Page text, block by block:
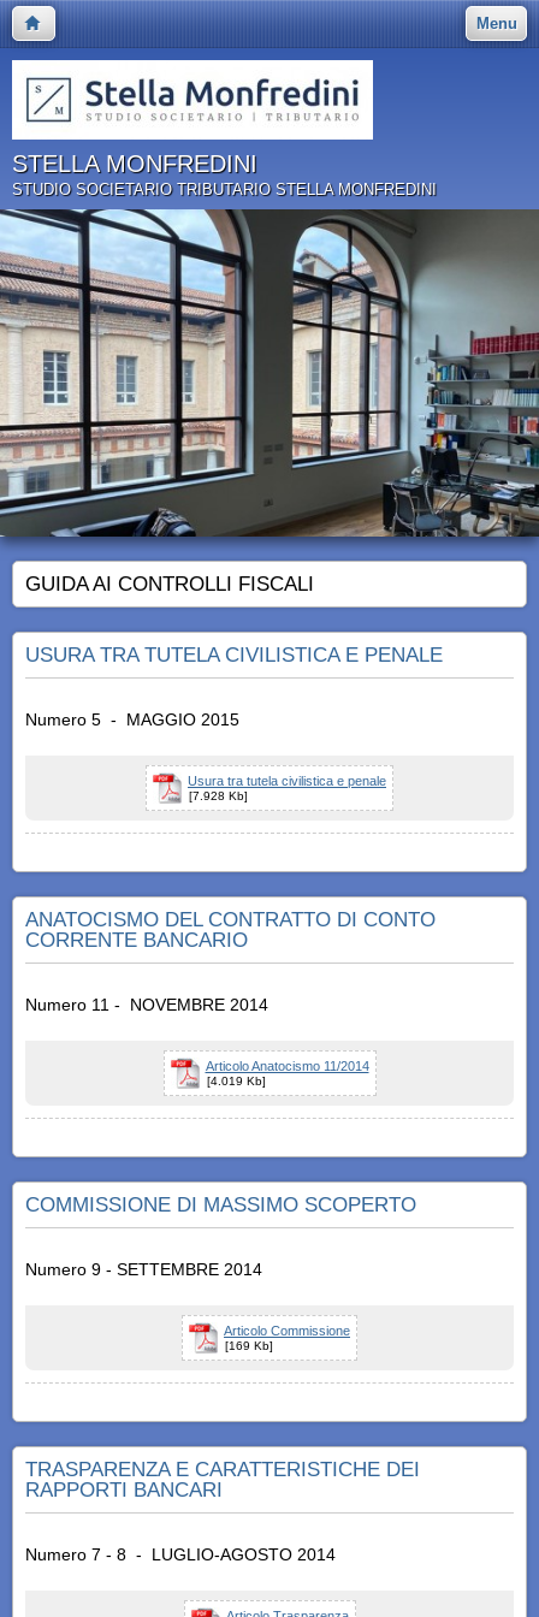
Menu
STELLA MONFREDINI
STUDIO SOCIETARIO TRIBUTARIO STELLA MONFREDINI
GUIDA AI CONTROLLI FISCALI
USURA TRA TUTELA CIVILISTICA E PENALE
Numero 5 - MAGGIO 2015
Usura tra tutela civilistica e penale
[7.928 Kb]
ANATOCISMO DEL CONTRATTO DI CONTO
CORRENTE BANCARIO
Numero 11 - NOVEMBRE 2014
Articolo Anatocismo 11/2014
[4.019 Kb]
COMMISSIONE DI MASSIMO SCOPERTO
Numero 9 - SETTEMBRE 2014
Articolo Commissione
[169 Kb]
TRASPARENZA E CARATTERISTICHE DEI
RAPPORTI BANCARI
Numero 7 - 8 - LUGLIO-AGOSTO 2014